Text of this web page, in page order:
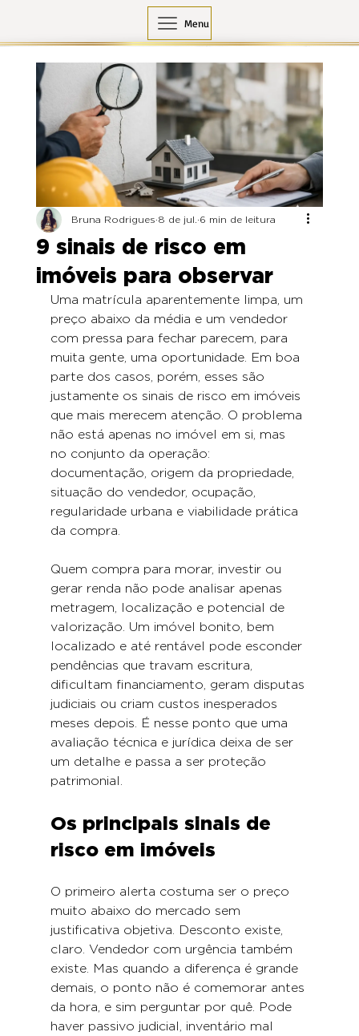
Menu
9 sinais de risco em
imóveis para observar
Bruna Rodrigues 8 de jul. 6 min de leitura
Uma matrícula aparentemente limpa, um
preço abaixo da média e um vendedor
com pressa para fechar parecem, para
muita gente, uma oportunidade. Em boa
parte dos casos, porém, esses são
justamente os sinais de risco em imóveis
que mais merecem atenção. O problema
não está apenas no imóvel em si, mas
no conjunto da operação:
documentação, origem da propriedade,
situação do vendedor, ocupação,
regularidade urbana e viabilidade prática
da compra.
Quem compra para morar, investir ou
gerar renda não pode analisar apenas
metragem, localização e potencial de
valorização. Um imóvel bonito, bem
localizado e até rentável pode esconder
pendências que travam escritura,
dificultam financiamento, geram disputas
judiciais ou criam custos inesperados
meses depois. É nesse ponto que uma
avaliação técnica e jurídica deixa de ser
um detalhe e passa a ser proteção
patrimonial.
Os principais sinais de
risco em imóveis
O primeiro alerta costuma ser o preço
muito abaixo do mercado sem
justificativa objetiva. Desconto existe,
claro. Vendedor com urgência também
existe. Mas quando a diferença é grande
demais, o ponto não é comemorar antes
da hora, e sim perguntar por quê. Pode
haver passivo judicial, inventário mal